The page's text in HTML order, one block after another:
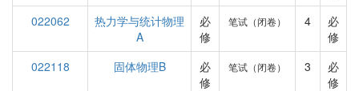
022062
热力学与统计物理
A
必
修
笔试（闭卷） 4
必
修
022118
固体物理B
必
修
笔试（闭卷） 3
必
修